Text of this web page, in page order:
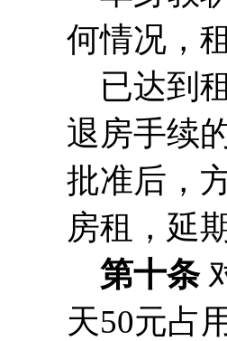
何情况，
已达到
退房手续
批准后，
房租，延
第十条
天50元占